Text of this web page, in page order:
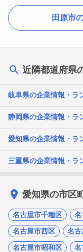
田原市
近隣都道府県
岐阜県の企業情報・ラ
静岡県の企業情報・ラ
愛知県の企業情報・ラ
三重県の企業情報・ラ
愛知県の市区
名古屋市千種区 名
名古屋市西区
名古
名古屋市昭和区
名